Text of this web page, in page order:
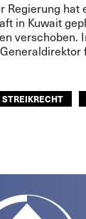
Regierung hat
in Kuwait
verschoben.
STREIKRECHT